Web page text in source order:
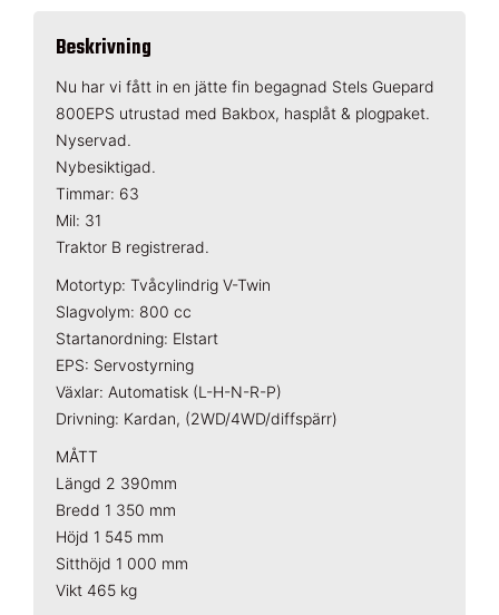
Beskrivning
Nu har vi fått in en jätte fin begagnad Stels Guepard
800EPS utrustad med Bakbox, hasplåt & plogpaket.
Nyservad.
Nybesiktigad.
Timmar: 63
Mil: 31
Traktor B registrerad.
Motortyp: Tvåcylindrig V-Twin
Slagvolym: 800 cc
Startanordning: Elstart
EPS: Servostyrning
Växlar: Automatisk (L-H-N-R-P)
Drivning: Kardan, (2WD/4WD/diffspärr)
MÅTT
Längd 2 390mm
Bredd 1 350 mm
Höjd 1 545 mm
Sitthöjd 1 000 mm
Vikt 465 kg